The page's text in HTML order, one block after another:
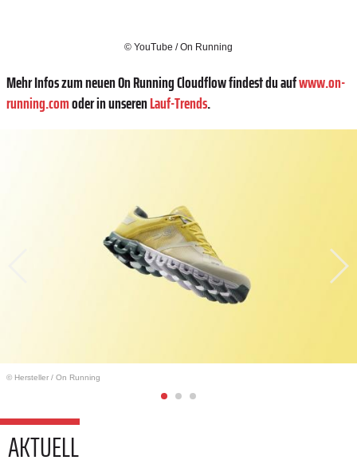
© YouTube / On Running
Mehr Infos zum neuen On Running Cloudflow findest du aufwww.on-
running.comoder in unserenLauf-Trends.
© Hersteller / On Running
AKTUELL